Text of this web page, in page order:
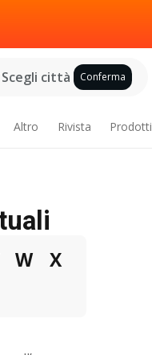
Scegli città Conferma
Altro Rivista Prodotti
W
X